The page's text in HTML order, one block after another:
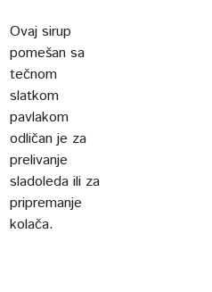
Ovaj sirup
pomešan sa
tečnom
slatkom
pavlakom
odličan je za
prelivanje
sladoleda ili za
pripremanje
kolača.